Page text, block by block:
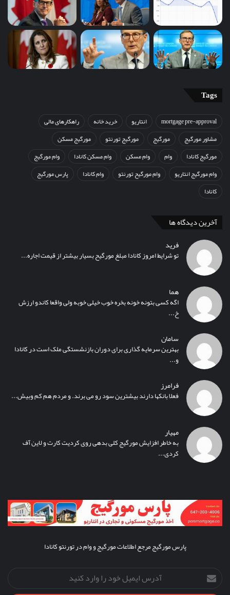
Tags
mortgage pre-approval انتاریو خرید خانه
راهکارهای مالی
مشاور مورگیج
مورگیج مورگیج تورنتو
مورگیج مسکن
مورگیج کانادا
وام وام مسکن وام مسکن کانادا
وام مورگیج
وام مورگیج انتاریو
وام مورگیح تورنتو وام کانادا
پارس مورگیج
کانادا
آخرین دیدگاه ها
فرید
تو شرایط امروز کانادا مبلغ مورگیح بسیار بیشتر از قیمت اجاره...
هما
اگه کسی بتونه خونه بخره خوب خیلی خوبه ولی واقعا کاندو ارزش
خ...
سامان
بهترین سرمایه گذاری برای دوران بازنشستگی ملک است در کانادا
و...
فرامرز
فعلا بانکها دارند بیشترین سود رو می برند. و مردم هم کم وبیش...
مهیار
به خاطر افزایش مورگیج کلی بدهی روی کردیت کارت و لاین آف
کردی...
پارس مورگیج مرجع اطلاعات مورگیج و وام در تورنتو کانادا
آدرس
ایمیل